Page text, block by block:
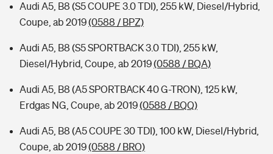
Audi A5, B8 (S5 COUPE 3.0 TDI), 255 kW, Diesel/Hybrid,
Coupe, ab 2019(0588 / BPZ)
Audi A5, B8 (S5 SPORTBACK 3.0 TDI), 255 kW,
Diesel/Hybrid, Coupe, ab 2019(0588 / BQA)
Audi A5, B8 (A5 SPORTBACK 40 G-TRON), 125 kW,
Erdgas NG, Coupe, ab 2019(0588 / BQQ)
Audi A5, B8 (A5 COUPE 30 TDI), 100 kW, Diesel/Hybrid,
Coupe, ab 2019(0588 / BRO)